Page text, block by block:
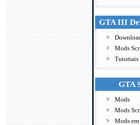
GTA III
Mods
Tutoriais
GTA
Mods
Mods
Mods